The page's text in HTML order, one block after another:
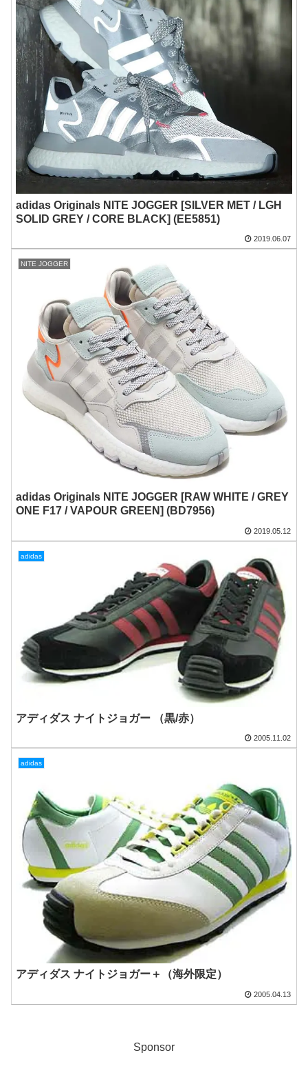
adidas Originals NITE JOGGER [SILVER MET / LGH
SOLID GREY / CORE BLACK] (EE5851)
2019.06.07
NITE JOGGER
adidas Originals NITE JOGGER [RAW WHITE / GREY
ONE F17 / VAPOUR GREEN] (BD7956)
2019.05.12
adidas
アディダス ナイトジョガー （黒/赤）
2005.11.02
adidas
アディダス ナイトジョガー＋（海外限定）
2005.04.13
Sponsor